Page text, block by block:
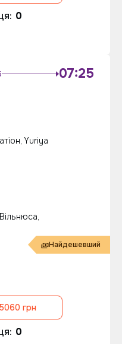
0
07:25
Yuriya
Найдешевший
грн
0